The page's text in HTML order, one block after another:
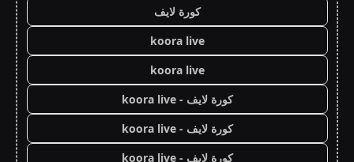
كورة لايف
koora live
koora live
كورة لايف - koora live
كورة لايف - koora live
كورة لايف - koora live